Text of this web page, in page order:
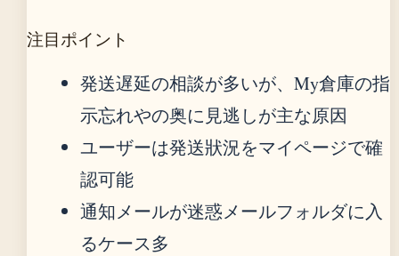
注目ポイント
発送遅延の相談が多いが、My倉庫の指
示忘れやの奥に見逃しが主な原因
ユーザーは発送狀況をマイページで確
認可能
通知メールが迷惑メールフォルダに入
るケース多